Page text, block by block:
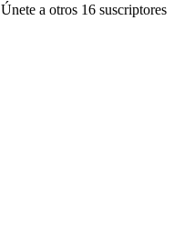
Únete a otros 16 suscriptores